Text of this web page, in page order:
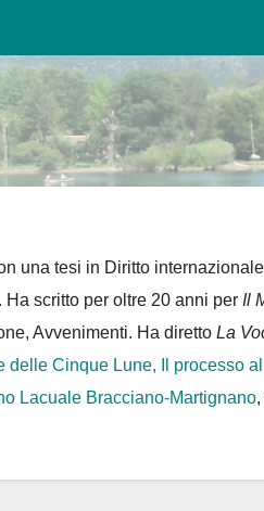
una tesi in Diritto
scritto per oltre 20 anni per Il
Avvenimenti. Ha diretto La
delle Cinque Lune, Il processo
Lacuale Bracciano-Martignano